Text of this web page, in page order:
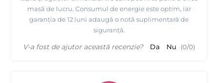
masă de lucru. Consumul de energie este optim, iar
garanția de 12 luni adaugă o notă suplimentară de
siguranță.
V-a fost de ajutor această recenzie? Da Nu (0/0)